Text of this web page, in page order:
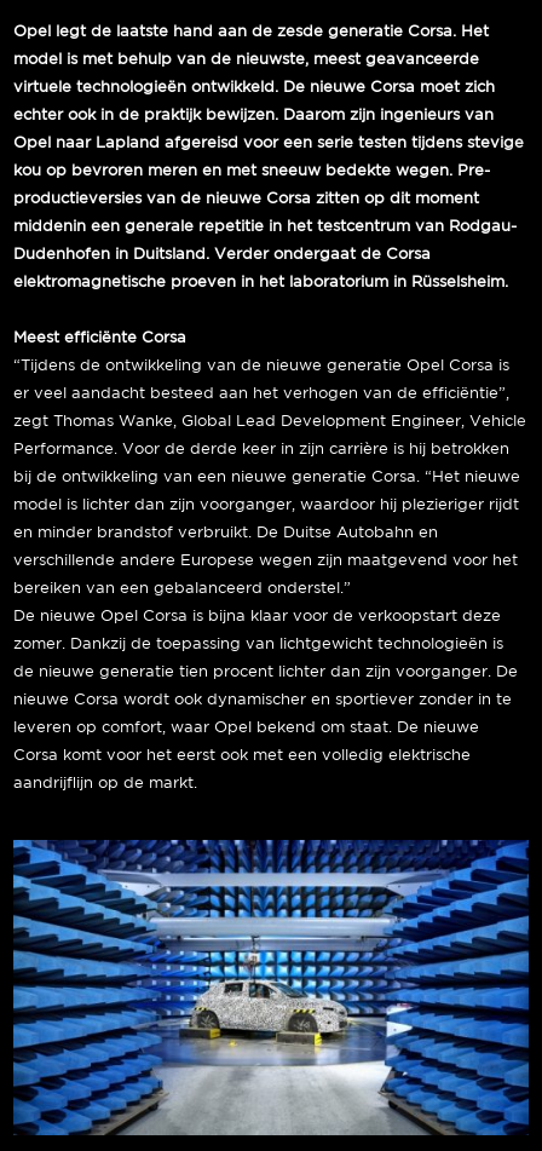
Opel legt de laatste hand aan de zesde generatie Corsa. Het
model is met behulp van de nieuwste, meest geavanceerde
virtuele technologieën ontwikkeld. De nieuwe Corsa moet zich
echter ook in de praktijk bewijzen. Daarom zijn ingenieurs van
Opel naar Lapland afgereisd voor een serie testen tijdens stevige
kou op bevroren meren en met sneeuw bedekte wegen. Pre-
productieversies van de nieuwe Corsa zitten op dit moment
middenin een generale repetitie in het testcentrum van Rodgau-
Dudenhofen in Duitsland. Verder ondergaat de Corsa
elektromagnetische proeven in het laboratorium in Rüsselsheim.
Meest efficiënte Corsa
“Tijdens de ontwikkeling van de nieuwe generatie Opel Corsa is
er veel aandacht besteed aan het verhogen van de efficiëntie”,
zegt Thomas Wanke, Global Lead Development Engineer, Vehicle
Performance. Voor de derde keer in zijn carrière is hij betrokken
bij de ontwikkeling van een nieuwe generatie Corsa. “Het nieuwe
model is lichter dan zijn voorganger, waardoor hij plezieriger rijdt
en minder brandstof verbruikt. De Duitse Autobahn en
verschillende andere Europese wegen zijn maatgevend voor het
bereiken van een gebalanceerd onderstel.”
De nieuwe Opel Corsa is bijna klaar voor de verkoopstart deze
zomer. Dankzij de toepassing van lichtgewicht technologieën is
de nieuwe generatie tien procent lichter dan zijn voorganger. De
nieuwe Corsa wordt ook dynamischer en sportiever zonder in te
leveren op comfort, waar Opel bekend om staat. De nieuwe
Corsa komt voor het eerst ook met een volledig elektrische
aandrijflijn op de markt.